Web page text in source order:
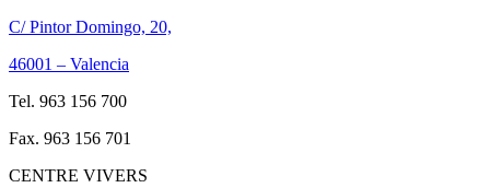
C/ Pintor Domingo, 20,
46001 – Valencia
Tel. 963 156 700
Fax. 963 156 701
CENTRE VIVERS